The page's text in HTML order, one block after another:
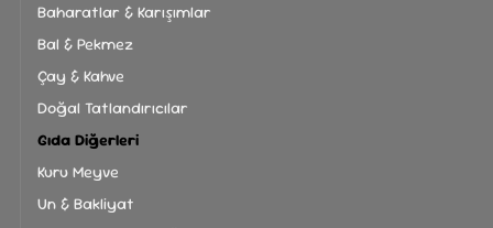
Baharatlar & Karışımlar
Bal & Pekmez
Çay & Kahve
Doğal Tatlandırıcılar
Gıda Diğerleri
Kuru Meyve
Un & Bakliyat